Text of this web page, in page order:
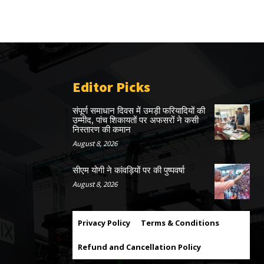
Editor Picks
संपूर्ण समाधान दिवस में उमड़ी फरियादियों की
उम्मीद, पांच शिकायतों पर अफसरों ने कसी
निस्तारण की कमान
August 8, 2026
सीएम योगी ने कांवड़ियों पर की पुष्पवर्षा
August 8, 2026
Privacy Policy Terms & Conditions
Refund and Cancellation Policy